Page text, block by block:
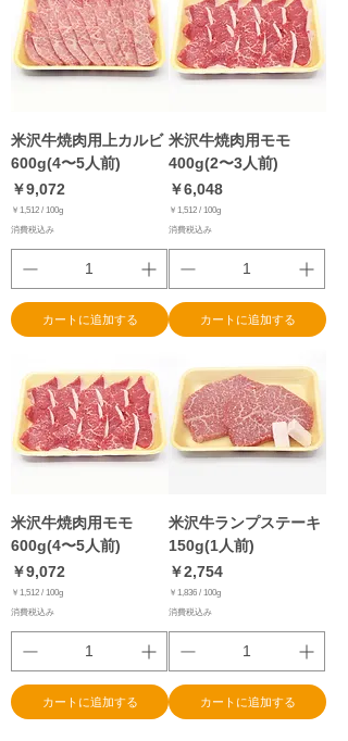
米沢牛焼肉用上カルビ
600g(4〜5人前)
価格
￥9,072
￥1,512 / 100g
1
／
0
0
g
消費税込み
カートに追加する
米沢牛焼肉用モモ
400g(2〜3人前)
価格
￥6,048
￥1,512 / 100g
1
／
0
0
g
消費税込み
カートに追加する
米沢牛焼肉用モモ
600g(4〜5人前)
価格
￥9,072
￥1,512 / 100g
1
／
0
0
g
消費税込み
カートに追加する
米沢牛ランプステーキ
150g(1人前)
価格
￥2,754
￥1,836 / 100g
1
／
0
0
g
消費税込み
カートに追加する